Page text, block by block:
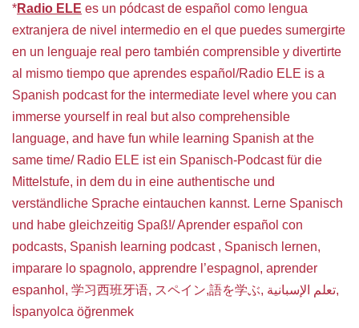
*Radio ELE es un pódcast de español como lengua
extranjera de nivel intermedio en el que puedes sumergirte
en un lenguaje real pero también comprensible y divertirte
al mismo tiempo que aprendes español/Radio ELE is a
Spanish podcast for the intermediate level where you can
immerse yourself in real but also comprehensible
language, and have fun while learning Spanish at the
same time/ Radio ELE ist ein Spanisch-Podcast für die
Mittelstufe, in dem du in eine authentische und
verständliche Sprache eintauchen kannst. Lerne Spanisch
und habe gleichzeitig Spaß!/ Aprender español con
podcasts, Spanish learning podcast , Spanisch lernen,
imparare lo spagnolo, apprendre l’espagnol, aprender
espanhol, 学习西班牙语, スペイン,語を学ぶ, تعلم الإسبانية,
İspanyolca öğrenmek